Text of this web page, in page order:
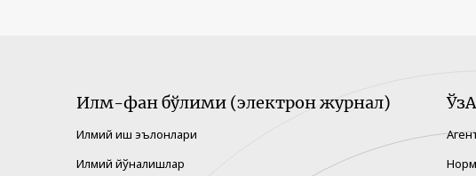
Илм-фан бўлими (электрон журнал)
Илмий иш эълонлари
Илмий йўналишлар